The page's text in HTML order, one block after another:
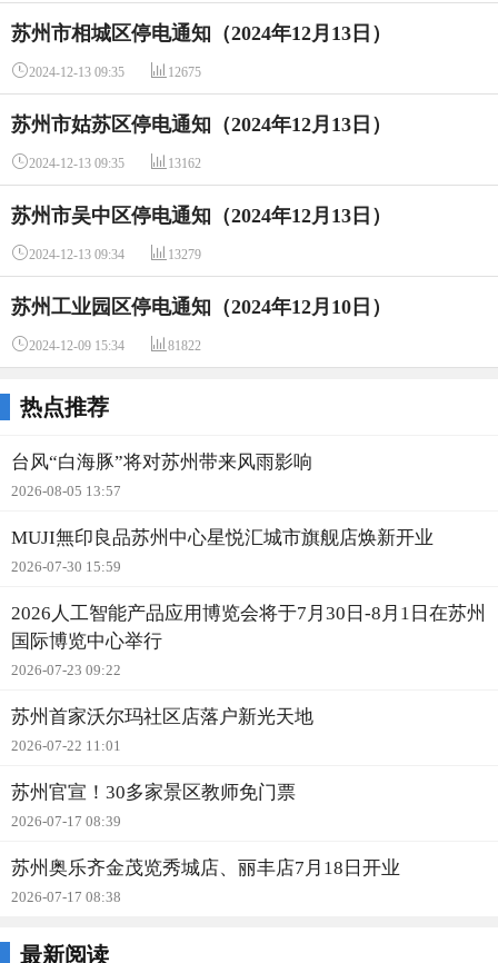
苏州市相城区停电通知（2024年12月13日）
2024-12-13 09:35  12675
苏州市姑苏区停电通知（2024年12月13日）
2024-12-13 09:35  13162
苏州市吴中区停电通知（2024年12月13日）
2024-12-13 09:34  13279
苏州工业园区停电通知（2024年12月10日）
2024-12-09 15:34  81822
热点推荐
台风“白海豚”将对苏州带来风雨影响
2026-08-05 13:57
MUJI無印良品苏州中心星悦汇城市旗舰店焕新开业
2026-07-30 15:59
2026人工智能产品应用博览会将于7月30日-8月1日在苏州
国际博览中心举行
2026-07-23 09:22
苏州首家沃尔玛社区店落户新光天地
2026-07-22 11:01
苏州官宣！30多家景区教师免门票
2026-07-17 08:39
苏州奥乐齐金茂览秀城店、丽丰店7月18日开业
2026-07-17 08:38
最新阅读